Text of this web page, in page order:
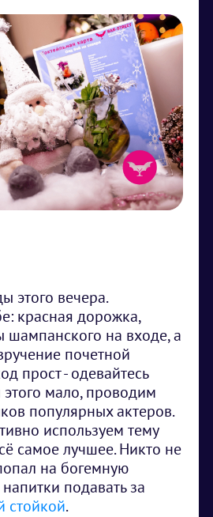
этого вечера.
красная дорожка,
шампанского на входе, а
почетной
прост - одевайтесь
мало, проводим
популярных актеров.
используем тему
самое лучшее. Никто не
на богемную
подавать за
стойкой.